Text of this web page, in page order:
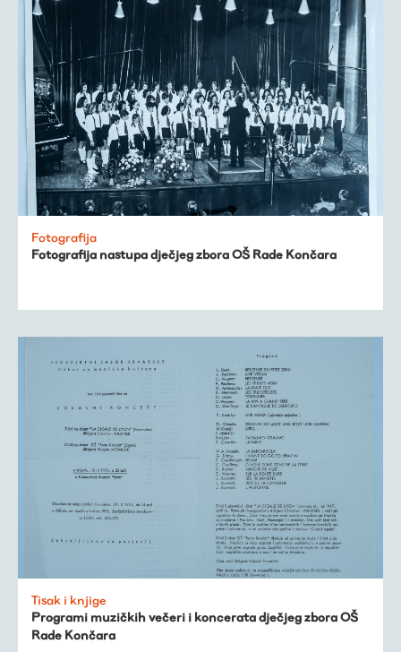
O nama
Fotografija
Fotografija nastupa dječjeg zbora OŠ Rade Končara
Tisak i knjige
Programi muzičkih večeri i koncerata dječjeg zbora OŠ
Rade Končara